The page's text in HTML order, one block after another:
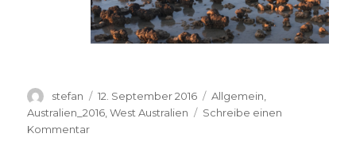
Autor
stefan
Veröffentlicht
am
12. September 2016 Kategorien
Allgemein
Australien_2016 ,West Australien
Schreibe einen
Kommentarzu